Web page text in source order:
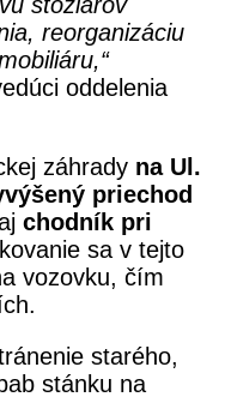
reorganizáciu
oddelenia
záhrady na Ul.
priechod
chodník pri
sa v tejto
vozovku, čím
starého,
stánku na